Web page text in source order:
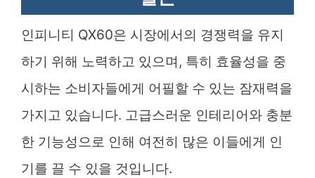
인피니티 QX60은 시장에서의 경쟁력을 유지
하기 위해 노력하고 있으며, 특히 효율성을 중
시하는 소비자들에게 어필할 수 있는 잠재력을
가지고 있습니다. 고급스러운 인테리어와 충분
한 기능성으로 인해 여전히 많은 이들에게 인
기를 끌 수 있을 것입니다.